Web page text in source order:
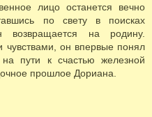
лицо останется вечно
по свету в поисках
на родину.
чувствами, он впервые понял
пути к счастью железной
прошлое Дориана.